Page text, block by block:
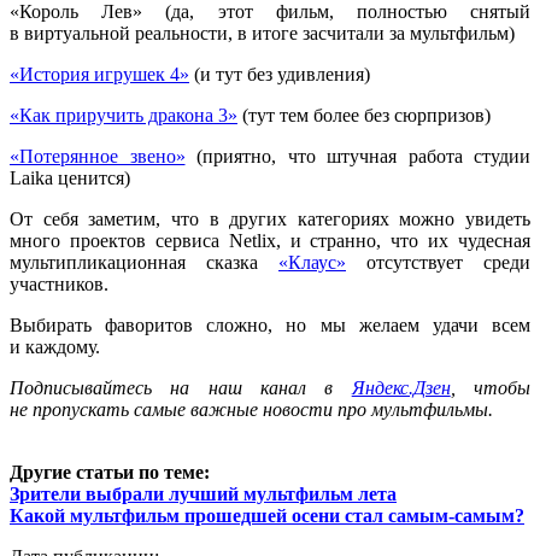
«Король Лев» (да, этот фильм, полностью снятый
в виртуальной реальности, в итоге засчитали за мультфильм)
«История игрушек 4» (и тут без удивления)
«Как приручить дракона 3» (тут тем более без сюрпризов)
«Потерянное звено» (приятно, что штучная работа студии
Laika ценится)
От себя заметим, что в других категориях можно увидеть
много проектов сервиса Netlix, и странно, что их чудесная
мультипликационная сказка «Клаус» отсутствует среди
участников.
Выбирать фаворитов сложно, но мы желаем удачи всем
и каждому.
Подписывайтесь на наш канал в
Яндекс.Дзен, чтобы
не пропускать самые важные новости про мультфильмы.
Другие статьи по теме:
Зрители выбрали лучший мультфильм лета
Какой мультфильм прошедшей осени стал самым-самым?